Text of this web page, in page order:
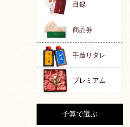
目録
商品券
手造りタレ
プレミアム
予算で選ぶ